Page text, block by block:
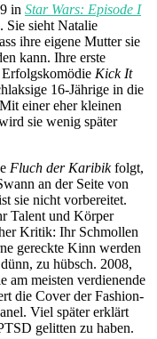
in Star Wars: Episode I
Sie sieht Natalie
ihre eigene Mutter sie
kann. Ihre erste
Kick It
16-Jährige in die
einer eher kleinen
sie wenig später
Fluch der Karibikfolgt,
an der Seite von
sie nicht vorbereitet.
Talent und Körper
Kritik: Ihr Schmollen
gereckte Kinn werden
zu hübsch. 2008,
am meisten verdienende
die Cover der Fashion-
Viel später erklärt
gelitten zu haben.